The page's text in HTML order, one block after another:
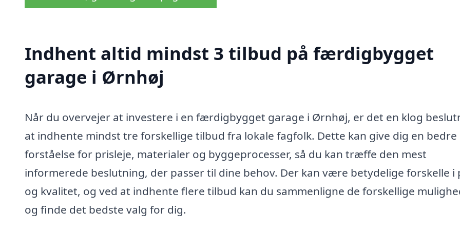
Indhent altid mindst 3 tilbud på færdigbygget
garage i Ørnhøj
Når du overvejer at investere i en færdigbygget garage i Ørnhøj, er det en klog
at indhente mindst tre forskellige tilbud fra lokale fagfolk. Dette kan give dig en bedre
forståelse for prisleje, materialer og byggeprocesser, så du kan træffe den mest
informerede beslutning, der passer til dine behov. Der kan være betydelige forskelle i
og kvalitet, og ved at indhente flere tilbud kan du sammenligne de forskellige
og finde det bedste valg for dig.